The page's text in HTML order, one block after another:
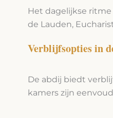
Het dagelijkse
de Lauden,
Verblijfsopties in
De abdij biedt
kamers zijn